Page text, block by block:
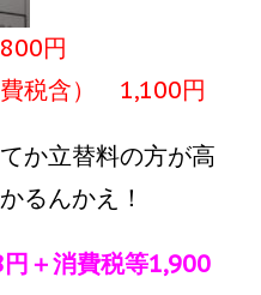
円
費税含） 1,100円
か立替料の方が高
るんかえ！
＋消費税等1,900